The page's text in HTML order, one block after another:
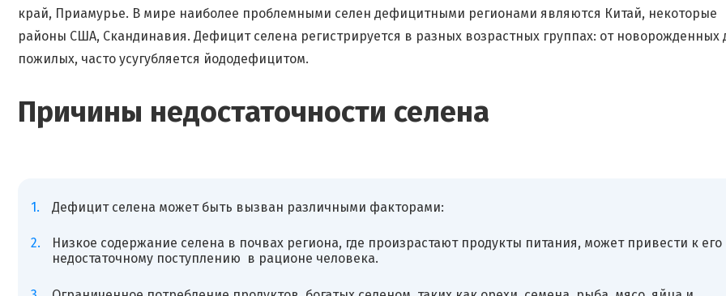
край, Приамурье. В мире наиболее проблемными селен дефицитными регионами являются Китай, некоторые
районы США, Скандинавия. Дефицит селена регистрируется в разных возрастных группах: от новорожденных
пожилых, часто усугубляется йододефицитом.
Причины недостаточности селена
Дефицит селена может быть вызван различными факторами:
Низкое содержание селена в почвах региона, где произрастают продукты питания, может привести к его
недостаточному поступлению в рационе человека.